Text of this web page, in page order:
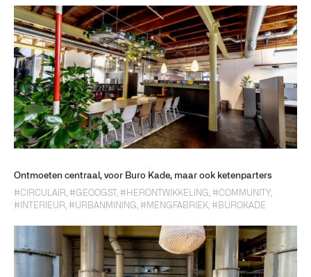
Ontmoeten centraal, voor Buro Kade, maar ook ketenparters
#CIRCULAIR #GEOOGST #HERONTWIKKELING #COMMUNITY
#INTERIEUR #URBANMINING #MENGFABRIEK #BUROKADE